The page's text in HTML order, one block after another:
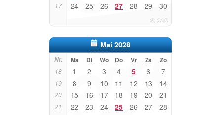
17 24 25 26 27 28 29 30
Mei 2028
Nr. Ma Di Wo Do Vr Za Zo
18 1 2 3 4 5 6 7
19 8 9 10 11 12 13 14
20 15 16 17 18 19 20 21
21 22 23 24 25 26 27 28